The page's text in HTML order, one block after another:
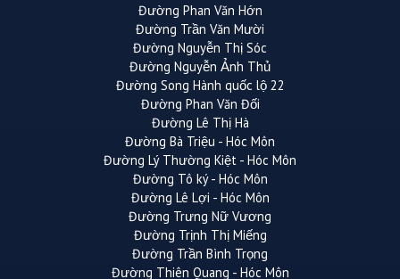
Đường Phan Văn Hớn
Đường Trần Văn Mười
Đường Nguyễn Thị Sóc
Đường Nguyễn Ảnh Thủ
Đường Song Hành quốc lộ 22
Đường Phan Văn Đối
Đường Lê Thị Hà
Đường Bà Triệu - Hóc Môn
Đường Lý Thường Kiệt - Hóc Môn
Đường Tô ký - Hóc Môn
Đường Lê Lợi - Hóc Môn
Đường Trưng Nữ Vương
Đường Trịnh Thị Miếng
Đường Trần Bình Trọng
Đường Thiên Quang - Hóc Môn